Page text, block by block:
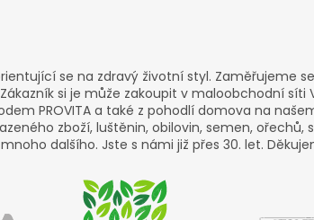
se na zdravý životní styl. Zaměřujeme
si je může zakoupit v maloobchodní síti
PROVITA a také z pohodlí domova na našem
zboží, luštěnin, obilovin, semen, ořechů,
dalšího. Jste s námi již přes 30. let.